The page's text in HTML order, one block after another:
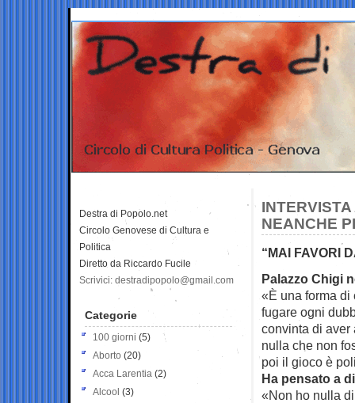
NEANCHE
“MAI FAVORI
Palazzo Chigi
«È una forma di
fugare ogni
convinta di aver
nulla che non
poi il gioco è
Ha pensato a
«Non ho nulla
Destra di Popolo.net
Circolo Genovese di Cultura e
Politica
Diretto da Riccardo Fucile
Scrivici: destradipopolo@gmail.com
Categorie
100 giorni (5)
Aborto (20)
Acca Larentia (2)
Alcool (3)